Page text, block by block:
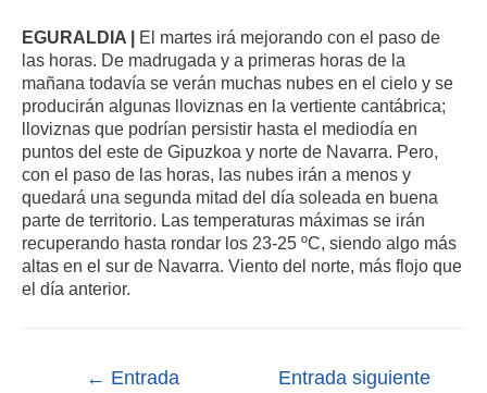
EGURALDIA |
El martes irá mejorando con el paso de
las horas. De madrugada y a primeras horas de la
mañana todavía se verán muchas nubes en el cielo y se
producirán algunas lloviznas en la vertiente cantábrica;
lloviznas que podrían persistir hasta el mediodía en
puntos del este de Gipuzkoa y norte de Navarra. Pero,
con el paso de las horas, las nubes irán a menos y
quedará una segunda mitad del día soleada en buena
parte de territorio. Las temperaturas máximas se irán
recuperando hasta rondar los 23-25 ºC, siendo algo más
altas en el sur de Navarra. Viento del norte, más flojo que
el día anterior.
← Entrada
Entrada siguiente